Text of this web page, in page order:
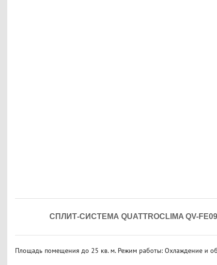
СПЛИТ-СИСТЕМА QUATTROCLIMA QV-
Площадь помещения до 25 кв. м. Режим работы: Охлаждение и